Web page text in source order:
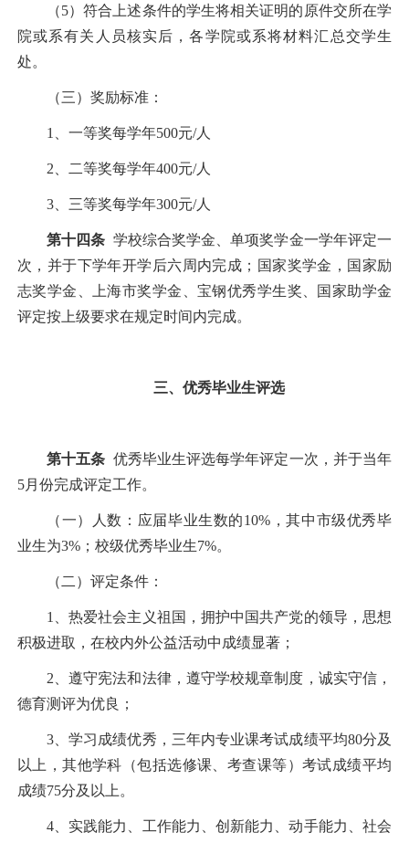
（5）符合上述条件的学生将相关证明的原件交所在学
院或系有关人员核实后，各学院或系将材料汇总交学生
处。
（三）奖励标准：
1 、一等奖每学年500元/人
2 、二等奖每学年400元/人
3、三等奖每学年300元/人
第十四条 学校综合奖学金、单项奖学金一学年评定一
次，并于下学年开学后六周内完成；国家奖学金，国家励
志奖学金、上海市奖学金、宝钢优秀学生奖、国家助学金
评定按上级要求在规定时间内完成。
三、优秀毕业生评选
第十五条 优秀毕业生评选每学年评定一次，并于当年
5月份完成评定工作。
（一）人数：应届毕业生数的10% ，其中市级优秀毕
业生为3%；校级优秀毕业生7%。
（二）评定条件：
1
、热爱社会主义祖国，拥护中国共产党的领导，思想
积极进取，在校内外公益活动中成绩显著；
2 、遵守宪法和法律，遵守学校规章制度，诚实守信，
德育测评为优良；
3、学习成绩优秀，三年内专业课考试成绩平均80分及
以上，其他学科（包括选修课、考查课等）考试成绩平均
成绩75分及以上。
4、实践能力、工作能力、创新能力、动手能力、社会